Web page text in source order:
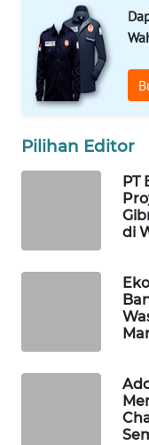
Pilihan Editor
di
WAHANA
TRAVEL
WAHANA
TV
CO ID